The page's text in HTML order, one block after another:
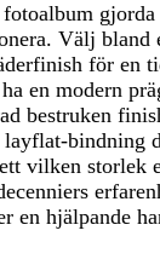
Välj bland
för en
en modern
bestruken
bindning
vilken storlek
en hjälpande